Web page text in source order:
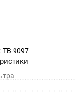
TB-9097